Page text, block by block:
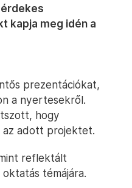
kapja meg idén a
prezentációkat,
a nyertesekről.
hogy
az adott projektet.
reflektált
témájára.